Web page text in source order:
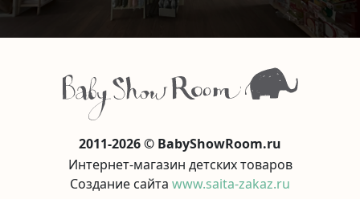
2011-2026 © BabyShowRoom.ru
Интернет-магазин детских товаров
Создание сайта www.saita-zakaz.ru